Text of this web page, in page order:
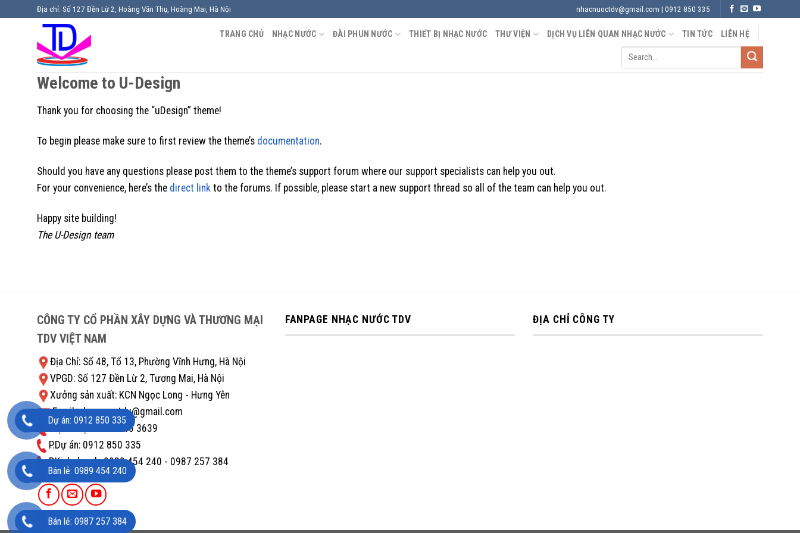
Địa chỉ: Số 127 Đền Lừ 2, Hoàng Văn Thụ, Hoàng Mai, Hà Nội nhacnuoctdv@gmail.com | 0912 850 335
TRANG CHỦ NHẠC NƯỚC ĐÀI PHUN NƯỚC THIẾT BỊ NHẠC NƯỚC THƯ VIỆN DỊCH VỤ LIÊN QUAN NHẠC NƯỚC TIN TỨC LIÊN HỆ
Welcome to U-Design
Thank you for choosing the “uDesign” theme!
To begin please make sure to first review the theme’s documentation.
Should you have any questions please post them to the theme’s support forum where our support specialists can help you out.
For your convenience, here’s the direct link to the forums. If possible, please start a new support thread so all of the team can help you out.
Happy site building!
The U-Design team
CÔNG TY CỔ PHẦN XÂY DỰNG VÀ THƯƠNG MẠI
TDV VIỆT NAM
Địa Chỉ: Số 48, Tổ 13, Phường Vĩnh Hưng, Hà Nội
VPGD: Số 127 Đền Lừ 2, Tương Mai, Hà Nội
Xưởng sản xuất: KCN Ngọc Long - Hưng Yên
Email: nhacnuoctdv@gmail.com
Điện thoại: 0243 646 3639
P.Dự án: 0912 850 335
P.Kinh doanh: ‭0989 454 240 - 0987 257 384
FANPAGE NHẠC NƯỚC TDV ĐỊA CHỈ CÔNG TY
Dự án: 0912 850 335
Bán lẻ: 0989 454 240
Bán lẻ: 0987 257 384